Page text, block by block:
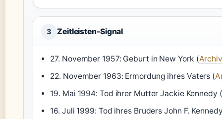
3 Zeitleisten-Signal
27. November 1957: Geburt in New York (
22. November 1963: Ermordung ihres Vaters (
19. Mai 1994: Tod ihrer Mutter Jackie Kennedy (
16. Juli 1999: Tod ihres Bruders John F.